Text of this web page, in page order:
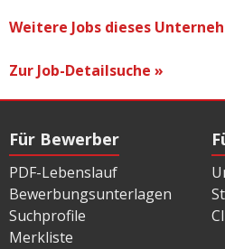
Weitere Jobs dieses
Zur Job-Detailsuche »
Für Bewerber
PDF-Lebenslauf
Bewerbungsunterlagen
Suchprofile
Merkliste